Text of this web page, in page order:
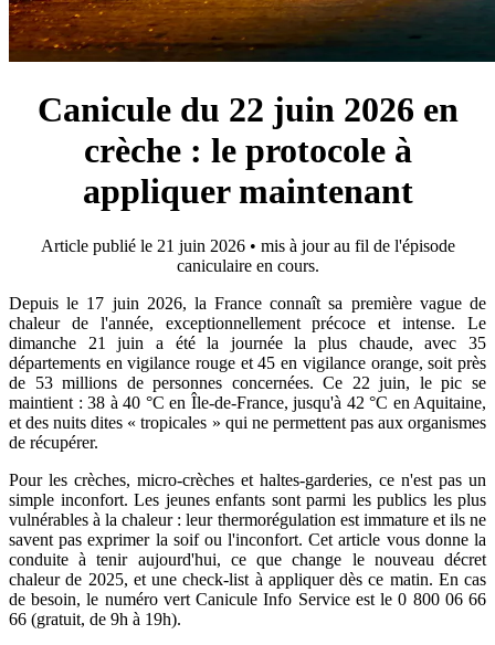
Canicule du 22 juin 2026 en
crèche : le protocole à
appliquer maintenant
Article publié le 21 juin 2026 • mis à jour au fil de l'épisode
caniculaire en cours.
Depuis le 17 juin 2026, la France connaît sa première vague de
chaleur de l'année, exceptionnellement précoce et intense. Le
dimanche 21 juin a été la journée la plus chaude, avec 35
départements en vigilance rouge et 45 en vigilance orange, soit près
de 53 millions de personnes concernées. Ce 22 juin, le pic se
maintient : 38 à 40 °C en Île-de-France, jusqu'à 42 °C en Aquitaine,
et des nuits dites « tropicales » qui ne permettent pas aux organismes
de récupérer.
Pour les crèches, micro-crèches et haltes-garderies, ce n'est pas un
simple inconfort. Les jeunes enfants sont parmi les publics les plus
vulnérables à la chaleur : leur thermorégulation est immature et ils ne
savent pas exprimer la soif ou l'inconfort. Cet article vous donne la
conduite à tenir aujourd'hui, ce que change le nouveau décret
chaleur de 2025, et une check-list à appliquer dès ce matin. En cas
de besoin, le numéro vert Canicule Info Service est le 0 800 06 66
66 (gratuit, de 9h à 19h).